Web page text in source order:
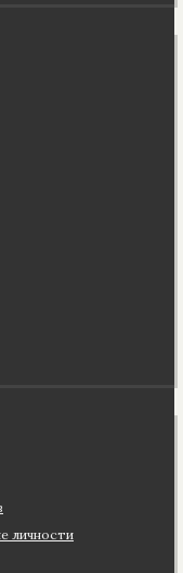
личности